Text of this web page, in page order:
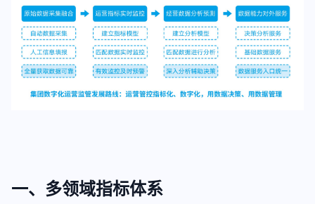
一、多领域指标体系